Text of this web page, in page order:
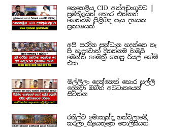
කෙහෙළිය CID අත්අඩංගුවට |
ප්‍රමිතියෙන් තොර එන්නත්
ගෙන්වීම පිළිබඳ පැය දහයක
ප්‍රකාශයක්
අපි පරදින සන්ධාන හදන්නෙ නෑ
පි හැදුවොත් දිනන්නම තමයි
මෙන්න මෛත්‍රී ගහපු රියල් ගේම්
එක
මල්ලිලා දෙන්නෙක් හොර සල්ලි
දෙනවා ඔබත් අවධානයෙන්
සිටින්න
රනිල්ට මොකක්ද හත්වලාමේ
කරලා තියෙන්නේ පොලිසියත්